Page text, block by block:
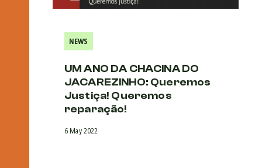
NEWS
UM ANO DA CHACINA DO
JACAREZINHO: Queremos
Justiça! Queremos
reparação!
6 May 2022